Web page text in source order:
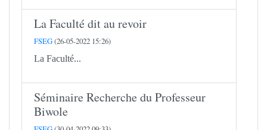
La Faculté dit au revoir
FSEG(26-05-2022 15:26)
La Faculté...
Séminaire Recherche du Professeur
Biwole